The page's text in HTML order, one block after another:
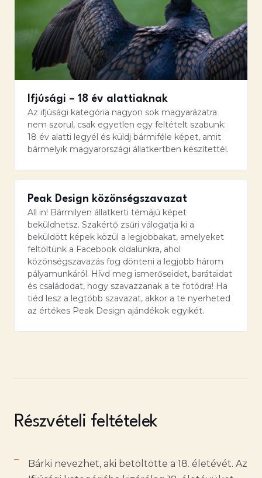
Ifjúsági – 18 év alattiaknak
Az ifjúsági kategória nagyon sok magyarázatra
nem szorul, csak egyetlen egy feltételt szabunk:
18 év alatti legyél és küldj bármiféle képet, amit
bármelyik magyarországi állatkertben készítettél.
Peak Design közönségszavazat
All in! Bármilyen állatkerti témájú képet
beküldhetsz. Szakértő zsűri válogatja ki a
beküldött képek közül a legjobbakat, amelyeket
feltöltünk a Facebook oldalunkra, ahol
közönségszavazás fog dönteni a legjobb három
pályamunkáról. Hívd meg ismerőseidet, barátaidat
és családodat, hogy szavazzanak a te fotódra! Ha
tiéd lesz a legtöbb szavazat, akkor a te nyerheted
az értékes Peak Design ajándékok egyikét.
Részvételi feltételek
Bárki nevezhet, aki betöltötte a 18. életévét. Az